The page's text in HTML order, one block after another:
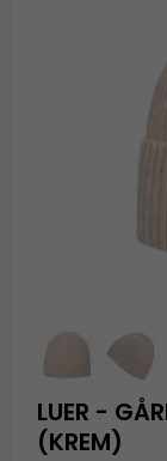
LUER -
(KREM)